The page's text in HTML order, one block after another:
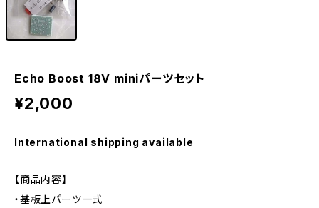
Echo Boost 18V miniパーツセット
¥2,000
International shipping available
【商品内容】
・基板上パーツ一式